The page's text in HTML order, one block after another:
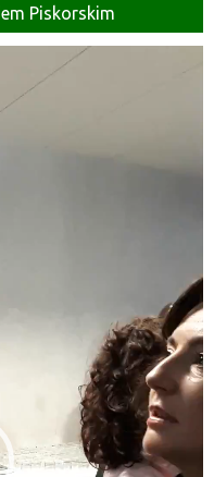
Piskorskim